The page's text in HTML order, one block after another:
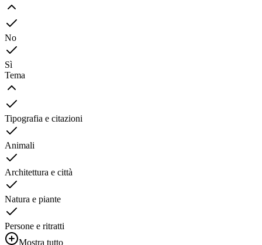
No
Sì
Tema
Tipografia e citazioni
Animali
Architettura e città
Natura e piante
Persone e ritratti
Mostra tutto